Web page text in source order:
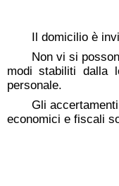
Il domicilio è
Non vi si
modi stabiliti dalla
personale.
Gli
economici e fiscali